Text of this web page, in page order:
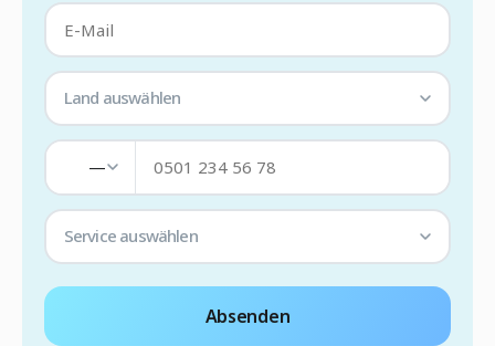
Land auswählen
—
Service auswählen
Absenden